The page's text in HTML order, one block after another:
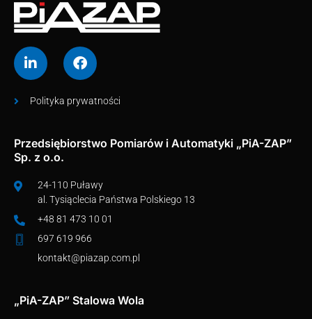
Polityka prywatności
Przedsiębiorstwo Pomiarów i Automatyki „PiA-ZAP”
Sp. z o.o.
24-110 Puławy
al. Tysiąclecia Państwa Polskiego 13
+48 81 473 10 01
697 619 966
kontakt@piazap.com.pl
„PiA-ZAP” Stalowa Wola